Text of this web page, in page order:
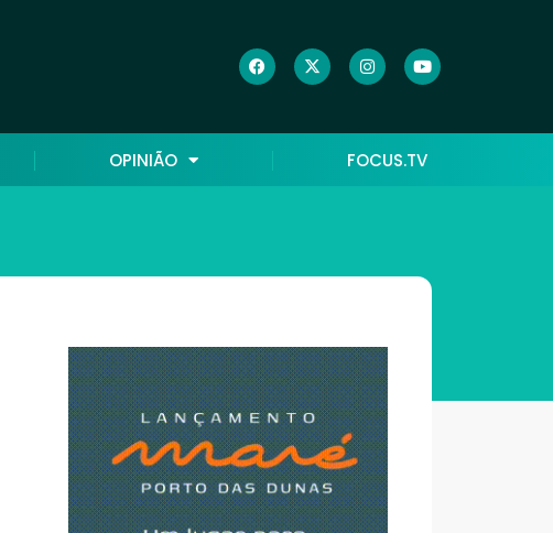
OPINIÃO FOCUS.TV